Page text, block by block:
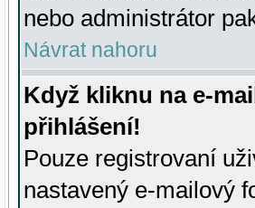
nebo administrátor
Návrat nahoru
Když kliknu na e-
přihlášení!
Pouze registrovaní
nastavený e-mailový